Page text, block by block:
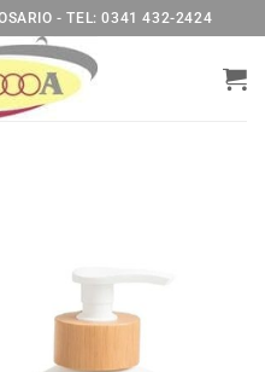
- TEL: 0341 432-2424